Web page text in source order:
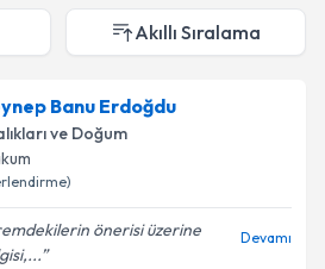
Akıllı Sıralama
Banu Erdoğdu
ve Doğum
önerisi üzerine
Devamı